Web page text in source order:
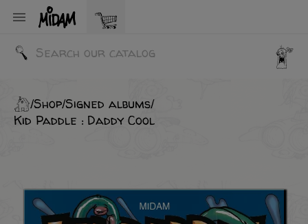

Shop Signed albums
Kid Paddle : Daddy Cool